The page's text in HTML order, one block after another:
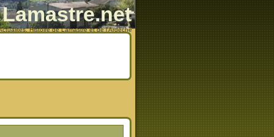
Lamastre.net
Histoire de Lamastre et de l'Ardèche